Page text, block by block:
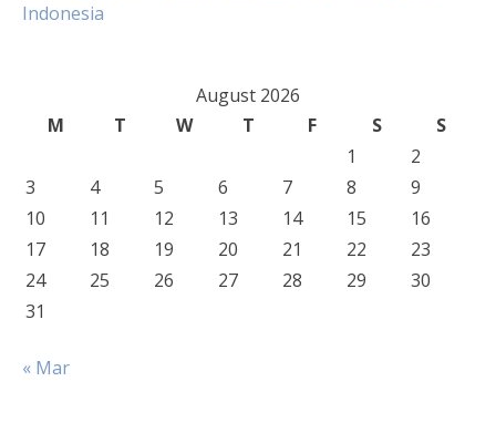
Indonesia
August 2026
M
T W T F S
S
1
2
3
4 5 6 7 8
9
10
11 12 13 14 15
16
17
18 19 20 21 22
23
24
25 26 27 28 29
30
31
« Mar